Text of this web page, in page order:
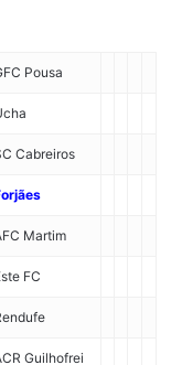
Pousa
Cabreiros
Martim
FC
Guilhofrei